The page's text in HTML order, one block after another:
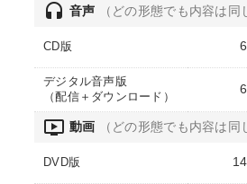
headset 音声 （どの形態でも内容は同
CD版
デジタル音声版
（配信＋ダウンロード）
ondemand_video 動画 （どの形態でも内容は同
DVD版